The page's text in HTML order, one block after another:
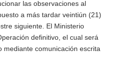
las observaciones al
a más tardar veintiún (21)
siguiente. El Ministerio
definitivo, el cual será
mediante comunicación escrita